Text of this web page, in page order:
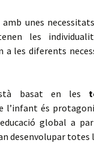
unes
les
a les diferents
basat en les
l’infant és
global a
desenvolupar totes